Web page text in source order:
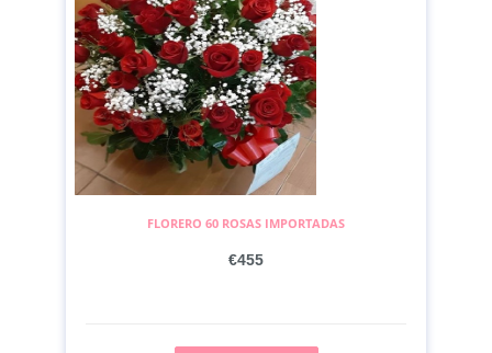
FLORERO 60 ROSAS IMPORTADAS
€455